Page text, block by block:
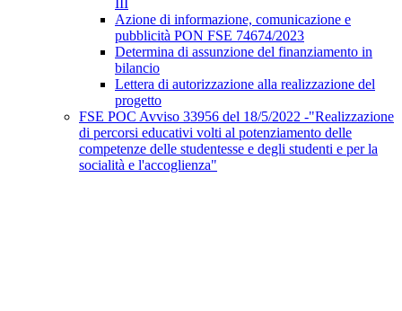
III
Azione di informazione, comunicazione e
pubblicità PON FSE 74674/2023
Determina di assunzione del finanziamento in
bilancio
Lettera di autorizzazione alla realizzazione del
progetto
FSE POC Avviso 33956 del 18/5/2022 -"Realizzazione
di percorsi educativi volti al potenziamento delle
competenze delle studentesse e degli studenti e per la
socialità e l'accoglienza"